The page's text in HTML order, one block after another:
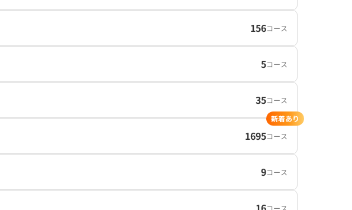
156コース
5コース
35コース
1695コース
新着あり
9コース
コース